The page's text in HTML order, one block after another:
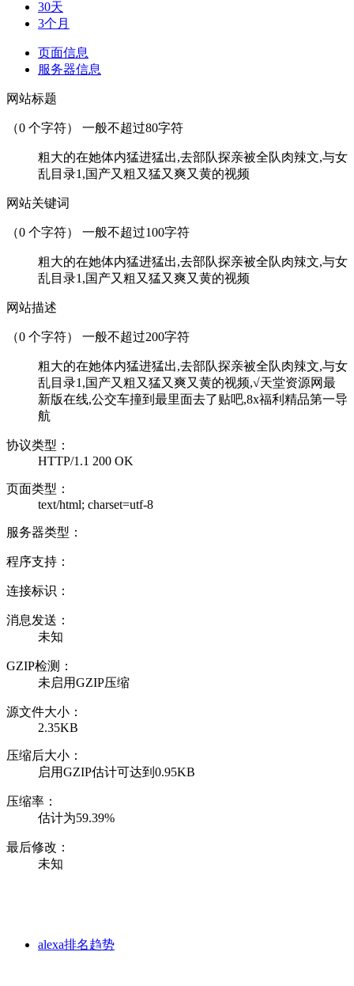
30天
3个月
页面信息
服务器信息
网站标题
（0 个字符） 一般不超过80字符
粗大的在她体内猛进猛出,去部队探亲被全队肉辣文,与女
乱目录1,国产又粗又猛又爽又黄的视频
网站关键词
（0 个字符） 一般不超过100字符
粗大的在她体内猛进猛出,去部队探亲被全队肉辣文,与女
乱目录1,国产又粗又猛又爽又黄的视频
网站描述
（0 个字符） 一般不超过200字符
粗大的在她体内猛进猛出,去部队探亲被全队肉辣文,与女
乱目录1,国产又粗又猛又爽又黄的视频,√天堂资源网最
新版在线,公交车撞到最里面去了贴吧,8x福利精品第一导
航
协议类型：
HTTP/1.1 200 OK
页面类型：
text/html; charset=utf-8
服务器类型：
程序支持：
连接标识：
消息发送：
未知
GZIP检测：
未启用GZIP压缩
源文件大小：
2.35KB
压缩后大小：
启用GZIP估计可达到0.95KB
压缩率：
估计为59.39%
最后修改：
未知
alexa排名趋势